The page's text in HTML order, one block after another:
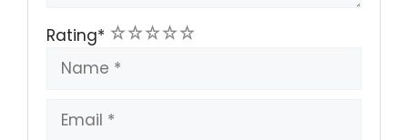
Rating* 5
4
3
2
1
Name
Email